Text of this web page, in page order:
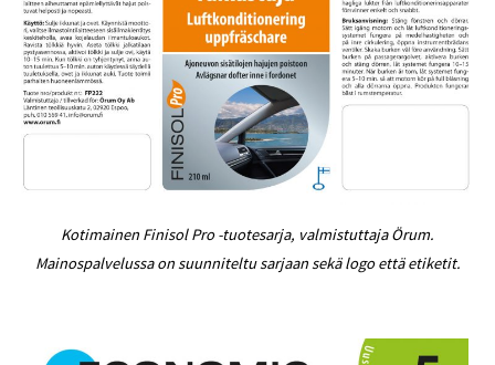
Kotimainen Finisol Pro -tuotesarja, valmistuttaja Örum.
Mainospalvelussa on suunniteltu sarjaan sekä logo että etiketit.